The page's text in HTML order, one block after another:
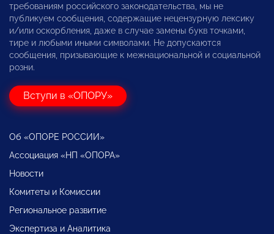
требованиям российского законодательства, мы не
публикуем сообщения, содержащие нецензурную лексику
и/или оскорбления, даже в случае замены букв точками,
тире и любыми иными символами. Не допускаются
сообщения, призывающие к межнациональной и социальной
розни.
Вступи в «ОПОРУ»
Об «ОПОРЕ РОССИИ»
Ассоциация «НП «ОПОРА»
Новости
Комитеты и Комиссии
Региональное развитие
Экспертиза и Аналитика